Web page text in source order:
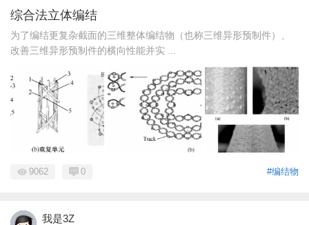
综合法立体编结
为了编结更复杂截面的三维整体编结物（也称三维异形预制件）、
改善三维异形预制件的横向性能并实 ...
#编结物
9062 0
我是3Z